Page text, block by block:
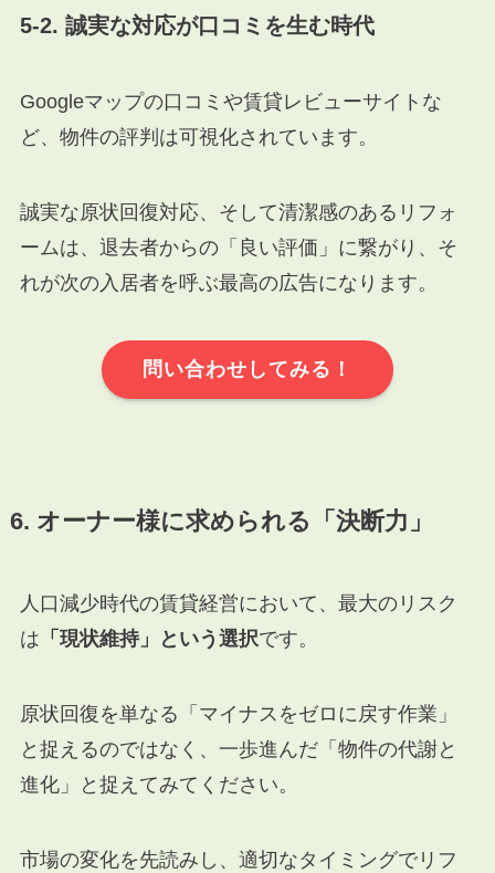
5-2. 誠実な対応が口コミを生む時代
Googleマップの口コミや賃貸レビューサイトな
ど、物件の評判は可視化されています。
誠実な原状回復対応、そして清潔感のあるリフォ
ームは、退去者からの「良い評価」に繋がり、そ
れが次の入居者を呼ぶ最高の広告になります。
問い合わせしてみる！
6. オーナー様に求められる「決断力」
人口減少時代の賃貸経営において、最大のリスク
は 「現状維持」という選択です。
原状回復を単なる「マイナスをゼロに戻す作業」
と捉えるのではなく、一歩進んだ「物件の代謝と
進化」と捉えてみてください。
市場の変化を先読みし、適切なタイミングでリフ